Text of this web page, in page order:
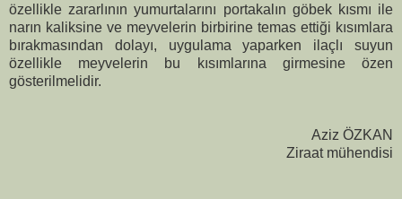
özellikle zararlının yumurtalarını portakalın göbek kısmı ile
narın kaliksine ve meyvelerin birbirine temas ettiği kısımlara
bırakmasından dolayı, uygulama yaparken ilaçlı suyun
özellikle meyvelerin bu kısımlarına girmesine özen
gösterilmelidir.
Aziz ÖZKAN
Ziraat mühendisi